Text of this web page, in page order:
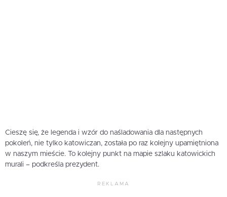
Cieszę się, że legenda i wzór do naśladowania dla następnych
pokoleń, nie tylko katowiczan, została po raz kolejny upamiętniona
w naszym mieście. To kolejny punkt na mapie szlaku katowickich
murali – podkreśla prezydent.
REKLAMA